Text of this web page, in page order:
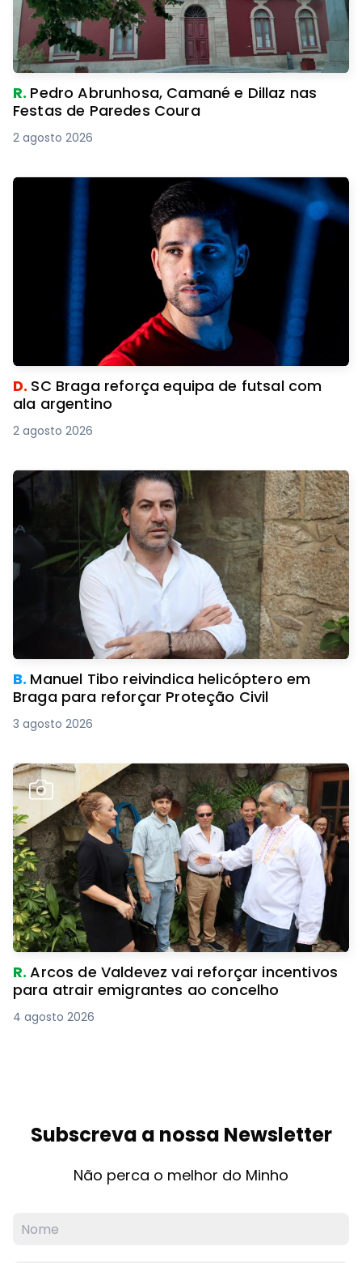
R. Pedro Abrunhosa, Camané e Dillaz nas
Festas de Paredes Coura
2 agosto 2026
D. SC Braga reforça equipa de futsal com
ala argentino
2 agosto 2026
B. Manuel Tibo reivindica helicóptero em
Braga para reforçar Proteção Civil
3 agosto 2026
R.Arcos de Valdevez vai reforçar incentivos
para atrair emigrantes ao concelho
4 agosto 2026
Subscreva a nossa Newsletter
Não perca o melhor do Minho